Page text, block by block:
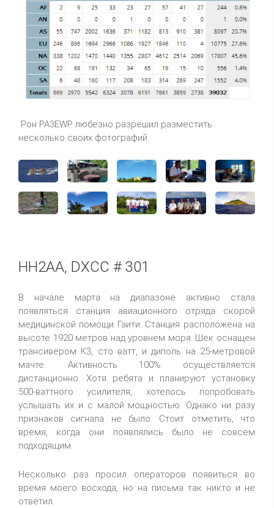
Рон PA3EWP любезно разрешил разместить
несколько своих фотографий.
HH2AA, DXCC # 301
В начале марта на диапазоне активно стала
появляться станция авиационного отряда скорой
медицинской помощи Гаити. Станция расположена на
высоте 1920 метров над уровнем моря. Шек оснащен
трансивером К3, сто ватт, и диполь на 25-метровой
мачте. Активность 100% осуществляется
дистанционно. Хотя ребята и планируют установку
500-ваттного усилителя, хотелось попробовать
услышать их и с малой мощностью. Однако ни разу
признаков сигнала не было. Стоит отметить, что
время, когда они появлялись было не совсем
подходящим.
Несколько раз просил операторов появиться во
время моего восхода, но на письма так никто и не
ответил.